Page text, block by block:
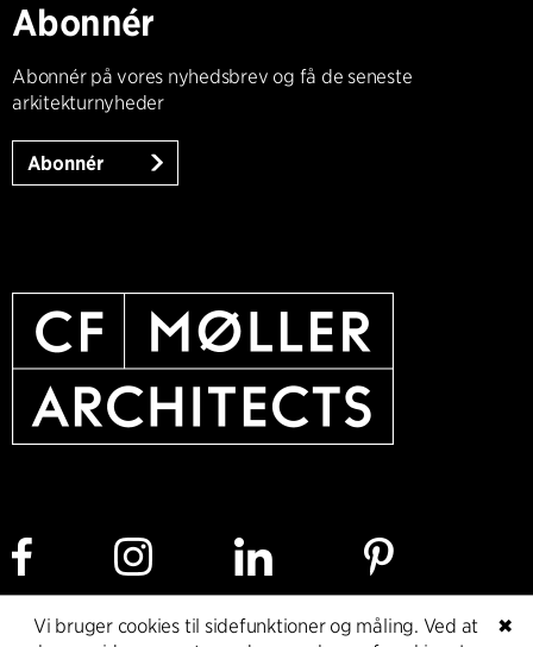
Abonnér
Abonnér på vores nyhedsbrev og få de seneste
arkitekturnyheder
Abonnér
✖
Vi bruger cookies til sidefunktioner og måling. Ved at